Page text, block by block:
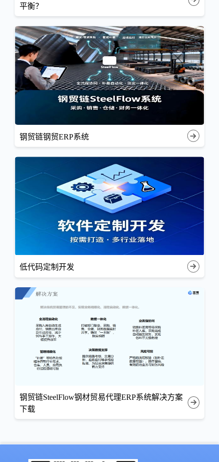
平衡？
钢贸链钢贸ERP系统
低代码定制开发
钢贸链SteelFlow钢材贸易代理ERP系统解决方案
下载